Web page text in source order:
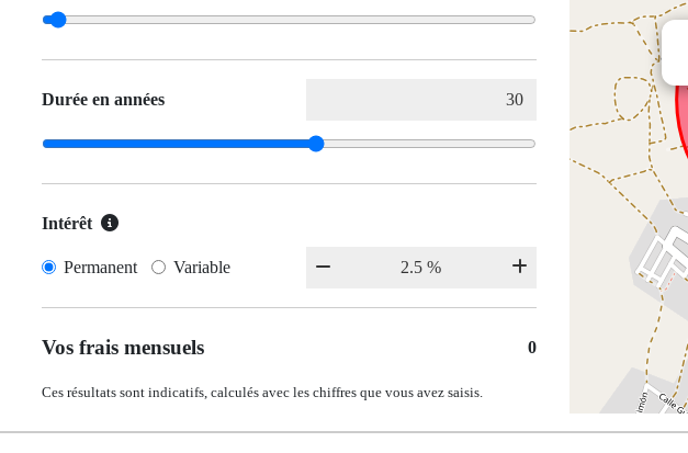
Durée en années
Intérêt
Permanent Variable
Vos frais mensuels 0
Ces résultats sont indicatifs, calculés avec les chiffres que vous avez saisis.